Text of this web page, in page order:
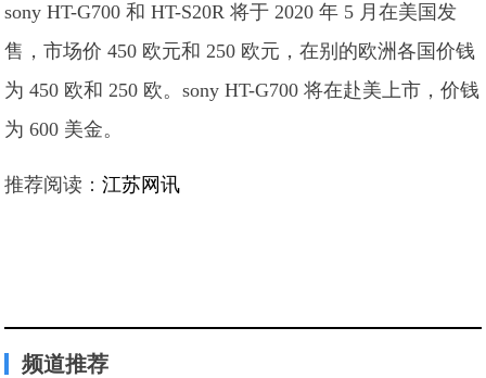
sony HT-G700 和 HT-S20R 将于 2020 年 5 月在美国发
售，市场价 450 欧元和 250 欧元，在别的欧洲各国价钱
为 450 欧和 250 欧。sony HT-G700 将在赴美上市，价钱
为 600 美金。
推荐阅读：江苏网讯
频道推荐